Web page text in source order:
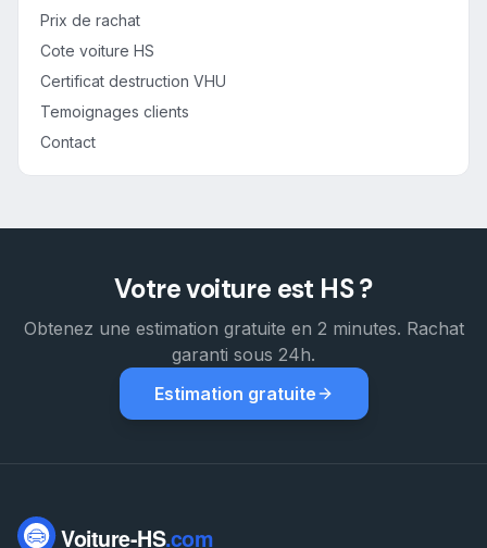
Prix de rachat
Cote voiture HS
Certificat destruction VHU
Temoignages clients
Contact
Votre voiture est HS ?
Obtenez une estimation gratuite en 2 minutes. Rachat
garanti sous 24h.
Estimation gratuite